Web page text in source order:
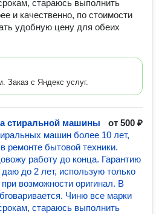
стараюсь выполнить
и качественно, по стоимости
удобную цену для обеих
Заказ с Яндекс услуг.
стиральной машины
от 500 ₽
машин более 10 лет,
ремонте бытовой техники.
работу до конца. Гарантию
до 2 лет, использую только
возможности оригинал. В
Чиню все марки
стараюсь выполнить